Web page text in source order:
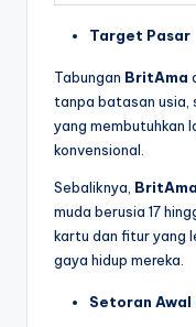
Target Pasar
Tabungan BritAma
tanpa batasan usia,
yang membutuhkan
konvensional.
Sebaliknya,
muda berusia 17
kartu dan fitur yang
gaya hidup mereka.
Setoran